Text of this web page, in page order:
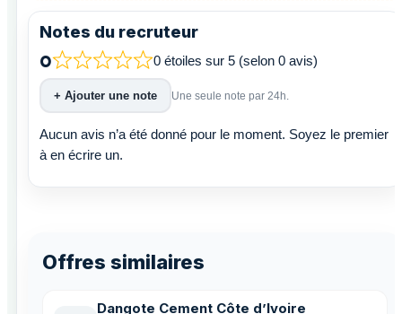
Notes du recruteur
0 0 étoiles sur 5 (selon 0 avis)
+ Ajouter une note Une seule note par 24h.
Aucun avis n’a été donné pour le moment. Soyez le premier
à en écrire un.
Offres similaires
Dangote Cement Côte d’Ivoire